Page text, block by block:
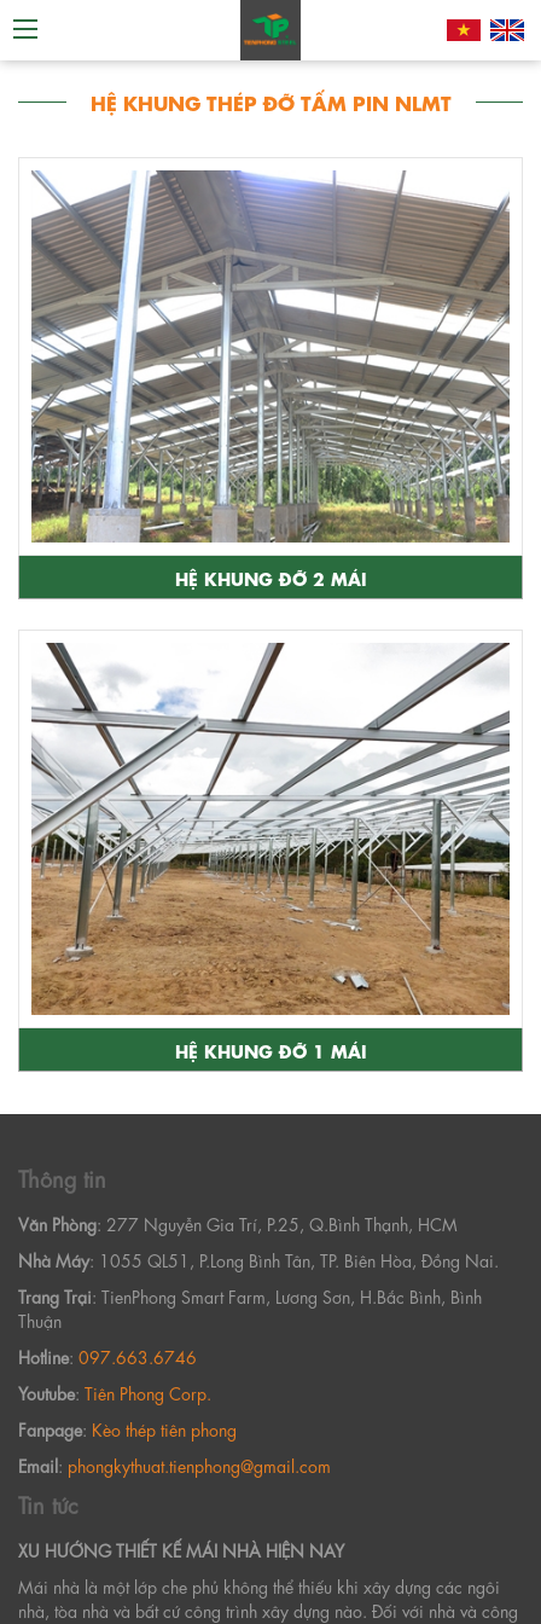
HỆ KHUNG THÉP ĐỠ TẤM PIN NLMT
HỆ KHUNG ĐỠ 2 MÁI
HỆ KHUNG ĐỠ 1 MÁI
Thông tin
Văn Phòng: 277 Nguyễn Gia Trí, P.25, Q.Bình Thạnh, HCM
Nhà Máy: 1055 QL51, P.Long Bình Tân, TP. Biên Hòa, Đồng Nai.
Trang Trại: TienPhong Smart Farm, Lương Sơn, H.Bắc Bình, Bình
Thuận
Hotline: 097.663.6746
Youtube: Tiên Phong Corp.
Fanpage: Kèo thép tiên phong
Email: phongkythuat.tienphong@gmail.com
Tin tức
XU HƯỚNG THIẾT KẾ MÁI NHÀ HIỆN NAY
Mái nhà là một lớp che phủ không thể thiếu khi xây dựng các ngôi
nhà, tòa nhà và bất cứ công trình xây dựng nào. Đối với nhà và công